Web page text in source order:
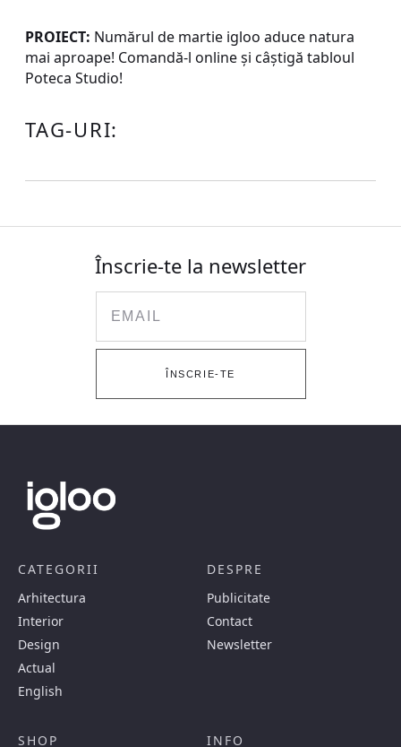
PROIECT: Numărul de martie igloo aduce natura
mai aproape! Comandă-l online și câștigă tabloul
Poteca Studio!
TAG-URI:
Înscrie-te la newsletter
ÎNSCRIE-TE
CATEGORII
Arhitectura
Interior
Design
Actual
English
DESPRE
Publicitate
Contact
Newsletter
SHOP
INFO